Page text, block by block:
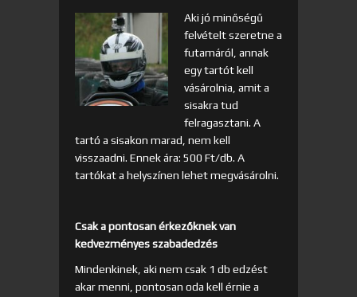
Aki jó minőségű
felvételt szeretne a
futamáról, annak
egy tartót kell
vásárolnia, amit a
sisakra tud
felragasztani. A
tartó a sisakon marad, nem kell
visszaadni. Ennek ára: 500 Ft/db. A
tartókat a helyszínen lehet megvásárolni.
Csak a pontosan érkezőknek van
kedvezményes szabadedzés
Mindenkinek, aki nem csak 1 db edzést
akar menni, pontosan oda kell érnie a